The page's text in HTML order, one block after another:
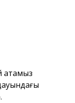
атамыз